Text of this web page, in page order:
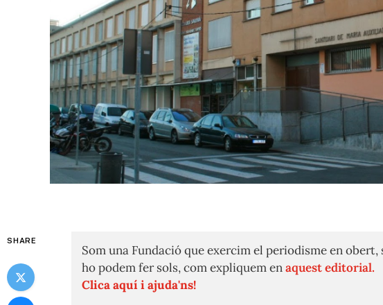
SHARE
Som una Fundació que exercim el periodisme en obert,
ho podem fer sols, com expliquem enaquest editorial.
Clica aquí i ajuda'ns!